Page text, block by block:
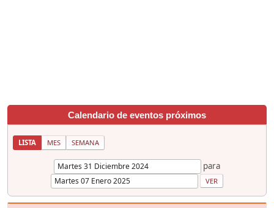
Calendario de eventos próximos
LISTA MES SEMANA
para